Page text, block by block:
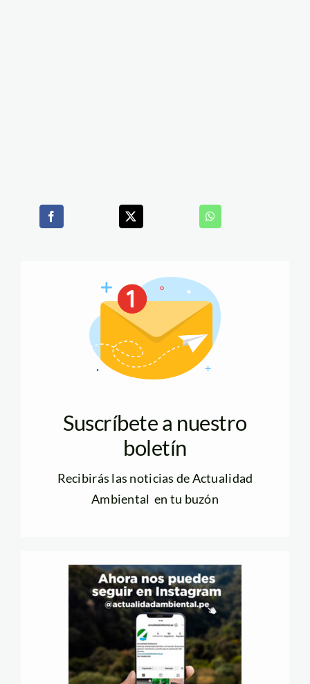
Suscríbete a nuestro
boletín
Recibirás las noticias de Actualidad
Ambiental en tu buzón